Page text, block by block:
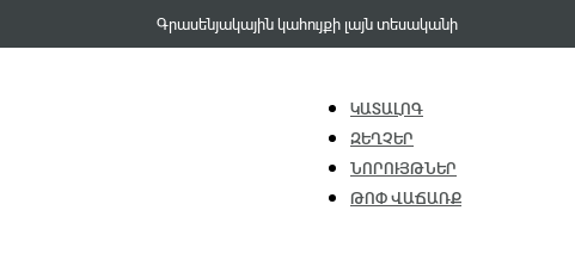
Գրասենյակային կահույքի լայն տեսականի
ԿԱՏԱԼՈԳ
ԶԵՂՉԵՐ
ՆՈՐՈՒՅԹՆԵՐ
ԹՈՓ ՎԱՃԱՌՔ